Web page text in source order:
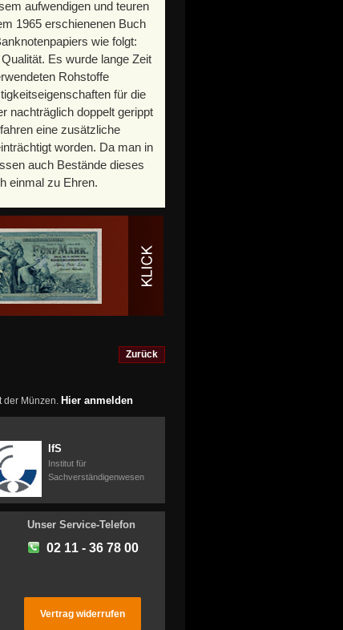
aufwendigen und teuren
1965 erschienenen Buch
wie folgt:
Es wurde lange Zeit
Rohstoffe
für die
nachträglich doppelt gerippt
eine zusätzliche
worden. Da man in
auch Bestände dieses
einmal zu Ehren.
Zurück
der Münzen. Hier anmelden
IfS
Institut für
Sachverständigenwesen
Unser Service-Telefon
02 11 - 36 78 00
Vertrag widerrufen